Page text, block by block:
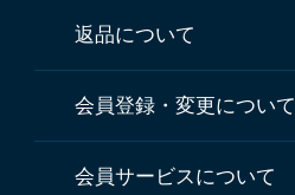
返品について
会員登録・変更について
会員サービスについて